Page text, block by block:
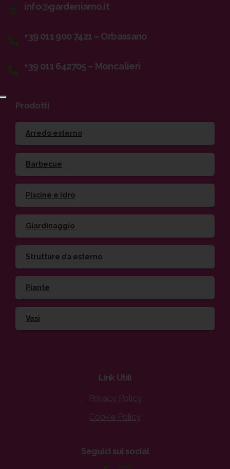
info@gardeniamo.it
+39 011 900 7421 – Orbassano
+39 011 642705 – Moncalieri
Prodotti
Arredo esterno
Barbecue
Piscine e idro
Giardinaggio
Strutture da esterno
Piante
Vasi
Link Utili
Privacy Policy
Cookie Policy
Seguici sui social